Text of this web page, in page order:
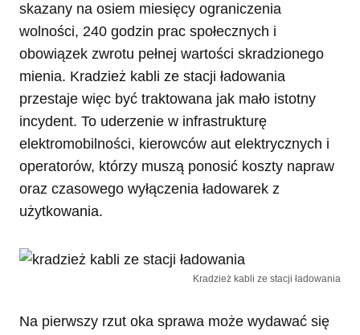
skazany na osiem miesięcy ograniczenia
wolności, 240 godzin prac społecznych i
obowiązek zwrotu pełnej wartości skradzionego
mienia. Kradzież kabli ze stacji ładowania
przestaje więc być traktowana jak mało istotny
incydent. To uderzenie w infrastrukturę
elektromobilności, kierowców aut elektrycznych i
operatorów, którzy muszą ponosić koszty napraw
oraz czasowego wyłączenia ładowarek z
użytkowania.
Kradzież kabli ze stacji ładowania
Na pierwszy rzut oka sprawa może wydawać się